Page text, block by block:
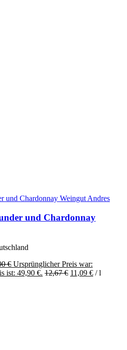
und Chardonnay
€ Ursprünglicher Preis war:
ist: 49,90 €. 12,67€ 11,09 € /l